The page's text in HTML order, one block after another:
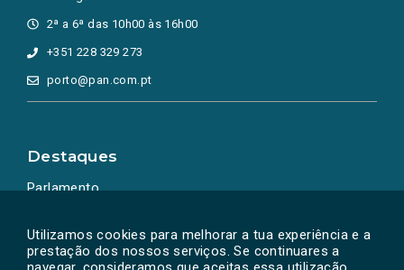
Utilizamos cookies para melhorar a tua experiência e a
prestação dos nossos serviços. Se continuares a
2ª a 6ª das 10h00 às 16h00
+351 228 329 273
porto@pan.com.pt
Destaques
Parlamento